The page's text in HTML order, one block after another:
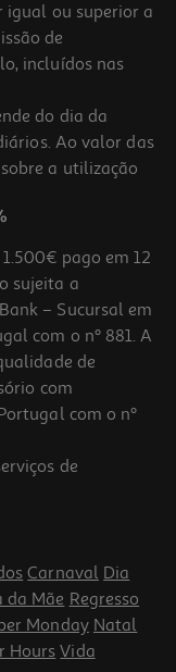
igual ou superior a
de
incluídos nas
do dia da
Ao valor das
a utilização
pago em 12
sujeita a
– Sucursal em
com o nº 881. A
de
com
com o nº
de
Carnaval Dia
da Mãe Regresso
Monday Natal
Hours Vida